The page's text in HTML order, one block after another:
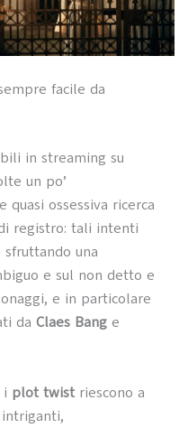
facile da
in streaming su
un po’
ossessiva ricerca
registro: tali intenti
una
e sul non detto e
e in particolare
da Claes Bange
i plot twist riescono a